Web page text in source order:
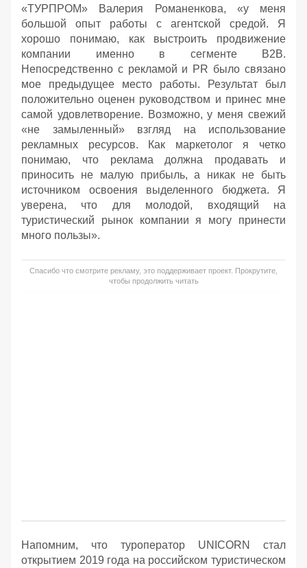
«ТУРПРОМ» Валерия Романенкова, «у меня
большой опыт работы с агентской средой. Я
хорошо понимаю, как выстроить продвижение
компании именно в сегменте В2В.
Непосредственно с рекламой и PR было связано
мое предыдущее место работы. Результат был
положительно оценен руководством и принес мне
самой удовлетворение. Возможно, у меня свежий
«не замыленный» взгляд на использование
рекламных ресурсов. Как маркетолог я четко
понимаю, что реклама должна продавать и
приносить не малую прибыль, а никак не быть
источником освоения выделенного бюджета. Я
уверена, что для молодой, входящий на
туристический рынок компании я могу принести
много пользы».
Спасибо что смотрите рекламу, это поддерживает проект. Прокрутите,
чтобы продолжить читать
Напомним, что туроператор UNICORN стал
открытием 2019 года на российском туристическом